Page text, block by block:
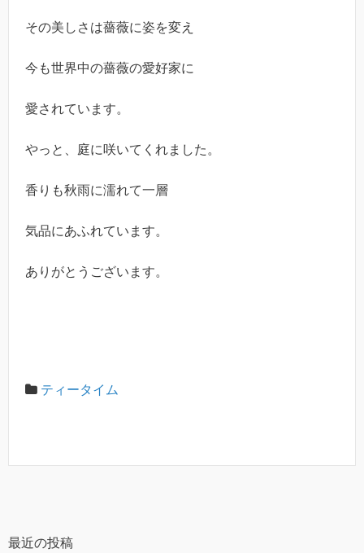
その美しさは薔薇に姿を変え
今も世界中の薔薇の愛好家に
愛されています。
やっと、庭に咲いてくれました。
香りも秋雨に濡れて一層
気品にあふれています。
ありがとうございます。
ティータイム
最近の投稿